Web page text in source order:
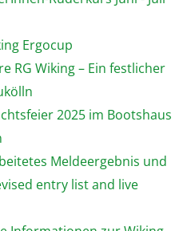
Ergocup
RG Wiking – Ein festlicher
2025 im Bootshaus
Meldeergebnis und
entry list and live